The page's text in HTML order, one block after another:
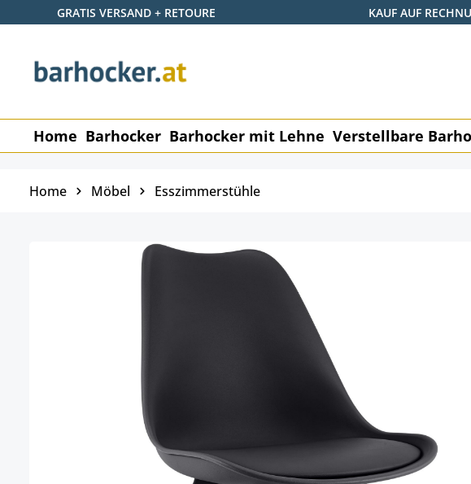
Hauptinhalt springen
Zur Suche springen
Zur Hauptnavigation springen
GRATIS VERSAND + RETOURE KAUF AUF
Home Barhocker Barhocker mit Lehne Verstellbare
Home Möbel Esszimmerstühle